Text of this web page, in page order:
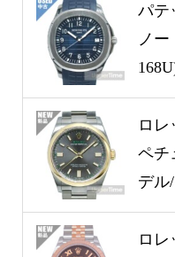
パテ
ノ
ロ
ペチ
デル
デル
ロ